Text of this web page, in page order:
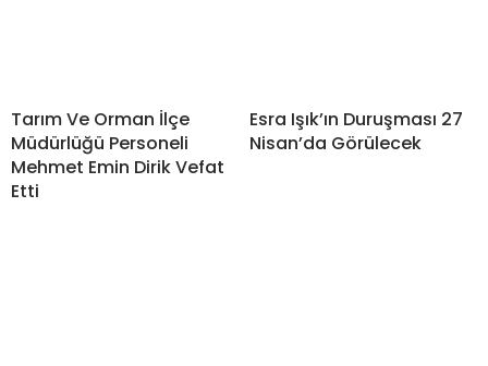
Tarım Ve Orman İlçe
Müdürlüğü Personeli
Mehmet Emin Dirik Vefat
Etti
Esra Işık’ın Duruşması 27
Nisan’da Görülecek